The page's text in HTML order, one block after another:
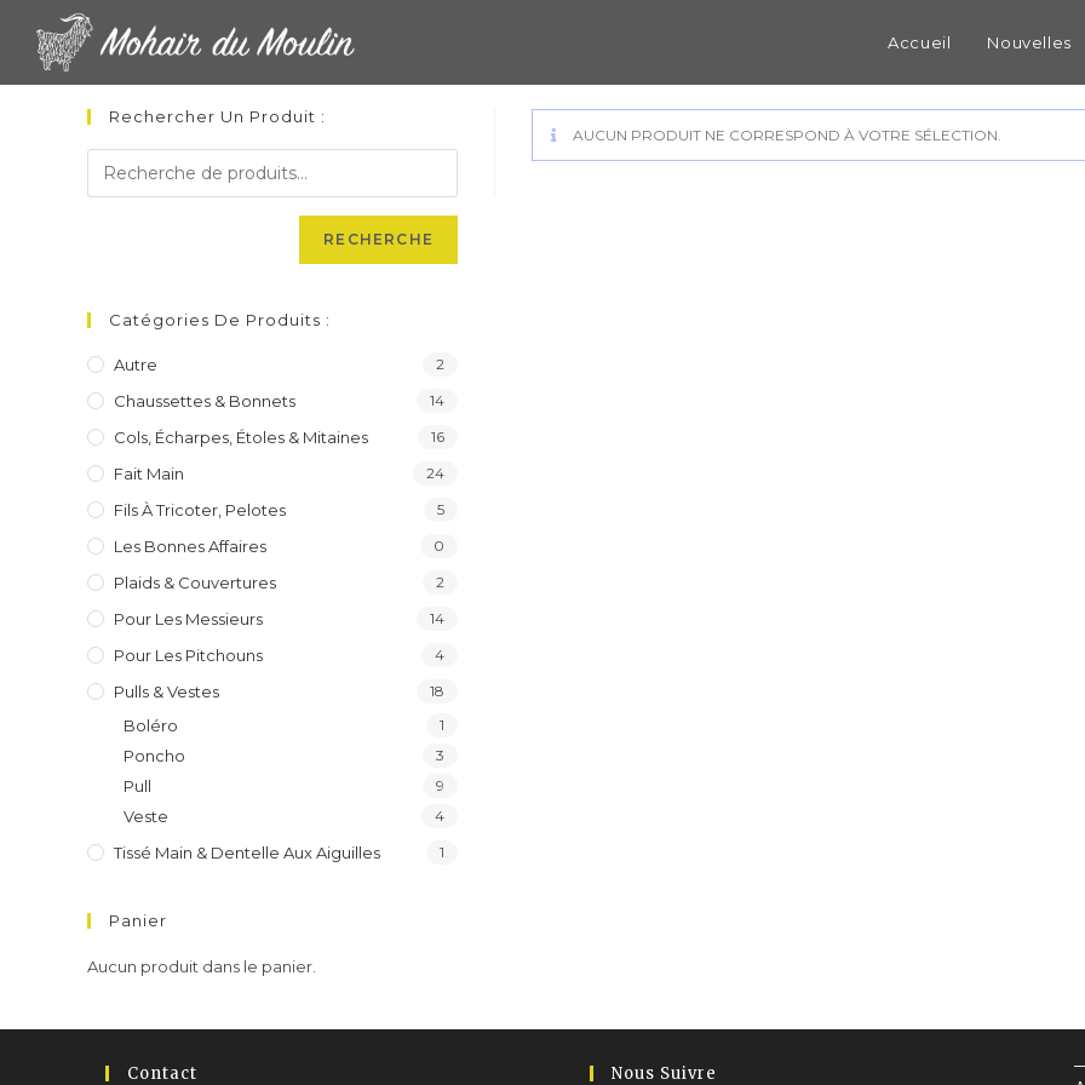
content
Accueil Nouvelles
AUCUN PRODUIT NE CORRESPOND À VOTRE SÉLECTION.
Rechercher Un Produit :
RECHERCHE
Catégories De Produits :
Autre 2
Chaussettes & Bonnets 14
Cols, Écharpes, Étoles & Mitaines 16
Fait Main 24
Fils À Tricoter, Pelotes 5
Les Bonnes Affaires 0
Plaids & Couvertures 2
Pour Les Messieurs 14
Pour Les Pitchouns 4
Pulls & Vestes 18
Boléro 1
Poncho 3
Pull 9
Veste 4
Tissé Main & Dentelle Aux Aiguilles 1
Panier
Aucun produit dans le panier.
Contact Nous Suivre